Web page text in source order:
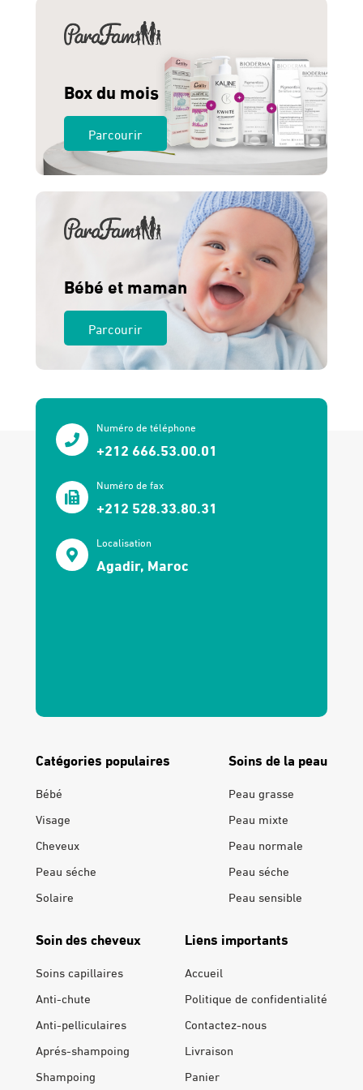
Box du mois
Parcourir
Bébé et maman
Parcourir
Numéro de téléphone
+212 666.53.00.01
Numéro de fax
+212 528.33.80.31
Localisation
Agadir, Maroc
Catégories populaires
Bébé
Visage
Cheveux
Peau séche
Solaire
Soins de la peau
Peau grasse
Peau mixte
Peau normale
Peau séche
Peau sensible
Soin des cheveux
Soins capillaires
Anti-chute
Anti-pelliculaires
Aprés-shampoing
Shampoing
Liens importants
Accueil
Politique de confidentialité
Contactez-nous
Livraison
Panier